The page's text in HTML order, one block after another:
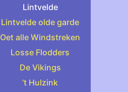
Lintvelde
Lintvelde olde garde
Oet alle Windstreken
Losse Flodders
De Vikings
’t Hulzink